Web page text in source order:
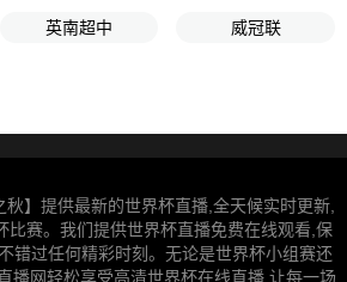
英南超中 威冠联
秋】提供最新的世界杯直播,全天候实时更新,
比赛。我们提供世界杯直播免费在线观看,保
错过任何精彩时刻。无论是世界杯小组赛还
播网轻松享受高清世界杯在线直播,让每一场